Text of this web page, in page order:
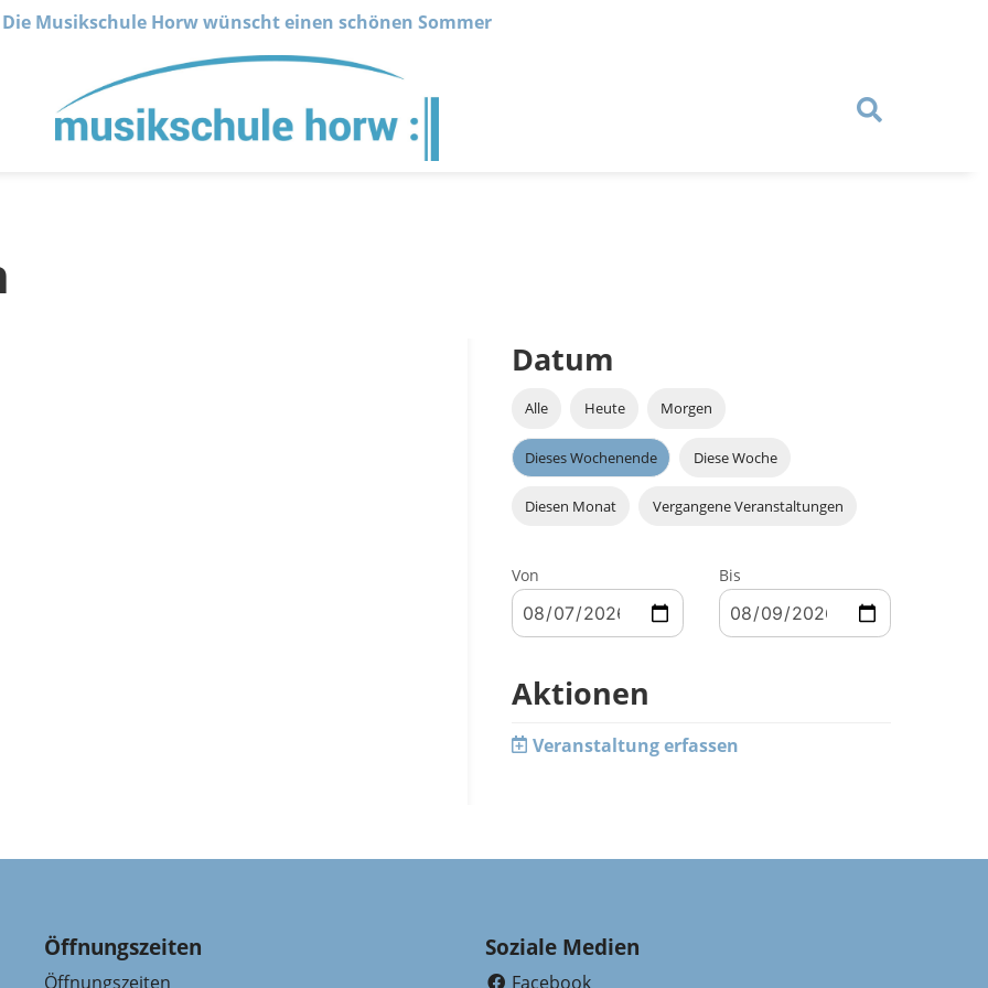
Die Musikschule Horw wünscht einen schönen Sommer
Datum
Alle Heute Morgen
Dieses Wochenende Diese Woche
Diesen Monat Vergangene Veranstaltungen
Von Bis
Aktionen
Veranstaltung erfassen
Öffnungszeiten
Öffnungszeiten
Soziale Medien
Facebook